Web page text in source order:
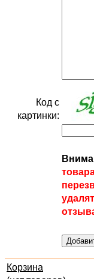
Код с
картинки:
Корзина